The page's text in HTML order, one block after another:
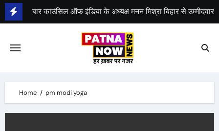
Skip
to
बार काउंसिल ऑफ इंडिया के अध्यक्ष मनन मिश्रा बिहार से उम्मीदवार
भीम सेना का भारत बंद, राजद का बंद को समर्थन
Home pm modi yoga